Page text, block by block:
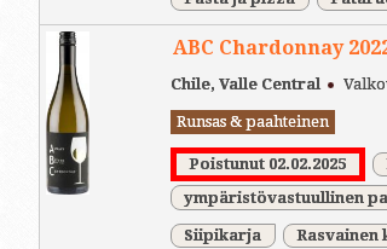
ABC Chardonnay
Chile, Valle Central
Runsas & paahteinen
Poistunut 02.02.2025
ympäristövastuullinen
Siipikarja Rasvainen